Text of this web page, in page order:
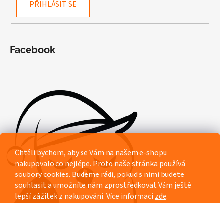
Chtěli bychom, aby se Vám na našem e-shopu
nakupovalo co nejlépe. Proto naše stránka používá
soubory cookies. Budeme rádi, pokud s nimi budete
souhlasit a umožníte nám zprostředkovat Vám ještě
lepší zážitek z nakupování.Více informacízde.
PŘIHLÁSIT SE
Facebook